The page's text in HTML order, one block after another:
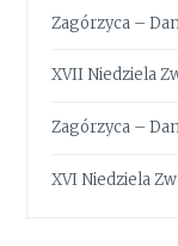
Zagórzyca –
XVII Niedziela
Zagórzyca –
XVI Niedziela